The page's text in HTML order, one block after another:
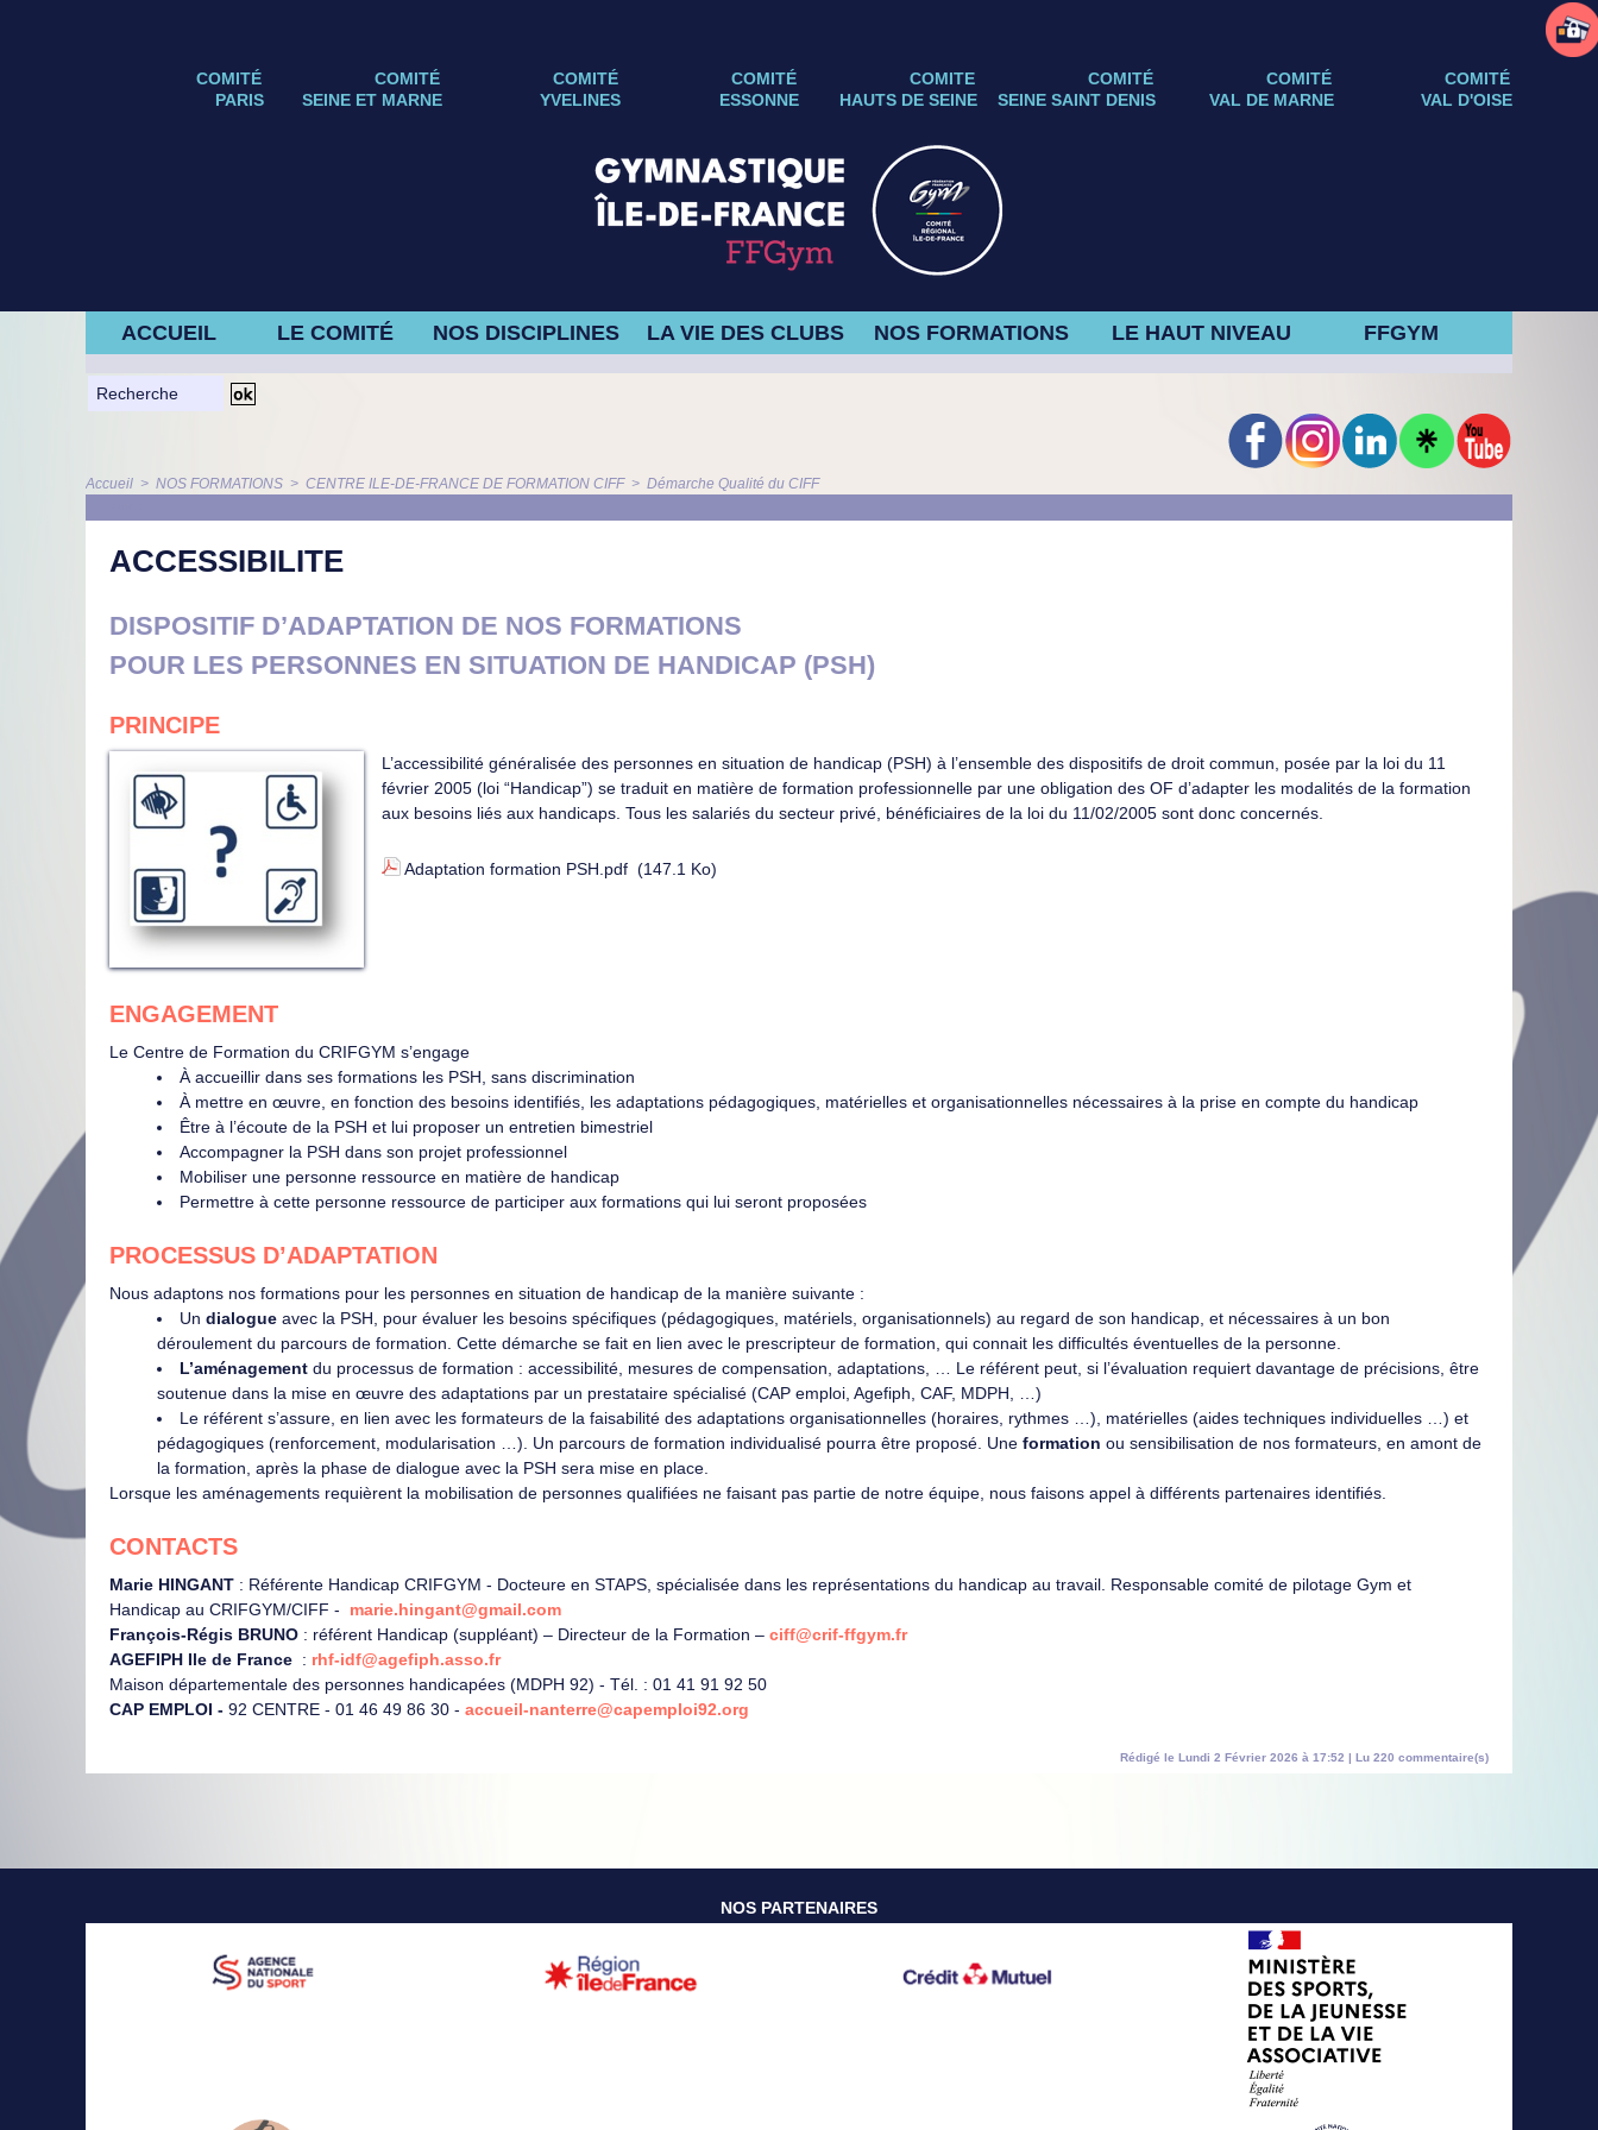
COMITÉ
COMITÉ
COMITÉ
COMITE
COMITÉ
COMITÉ
COMITÉ
COMITÉ
VAL D'OISE
VAL DE MARNE
SEINE SAINT DENIS
HAUTS DE SEINE
ESSONNE
YVELINES
SEINE ET MARNE
PARIS
ACCUEIL LE COMITÉ NOS DISCIPLINES LA VIE DES CLUBS NOS FORMATIONS LE HAUT NIVEAU FFGYM
Accueil > NOS FORMATIONS > CENTRE ILE-DE-FRANCE DE FORMATION CIFF > Démarche Qualité du CIFF
ACCESSIBILITE
DISPOSITIF D’ADAPTATION DE NOS FORMATIONS
POUR LES PERSONNES EN SITUATION DE HANDICAP (PSH)
PRINCIPE
L’accessibilité généralisée des personnes en situation de handicap (PSH) à l’ensemble des dispositifs de droit commun, posée par la loi du 11
février 2005 (loi “Handicap”) se traduit en matière de formation professionnelle par une obligation des OF d’adapter les modalités de la formation
aux besoins liés aux handicaps. Tous les salariés du secteur privé, bénéficiaires de la loi du 11/02/2005 sont donc concernés.
Adaptation formation PSH.pdf (147.1 Ko)
ENGAGEMENT
Le Centre de Formation du CRIFGYM s’engage
À accueillir dans ses formations les PSH, sans discrimination
À mettre en œuvre, en fonction des besoins identifiés, les adaptations pédagogiques, matérielles et organisationnelles nécessaires à la prise en compte du handicap
Être à l’écoute de la PSH et lui proposer un entretien bimestriel
Accompagner la PSH dans son projet professionnel
Mobiliser une personne ressource en matière de handicap
Permettre à cette personne ressource de participer aux formations qui lui seront proposées
PROCESSUS D’ADAPTATION
Nous adaptons nos formations pour les personnes en situation de handicap de la manière suivante :
Un dialogue avec la PSH, pour évaluer les besoins spécifiques (pédagogiques, matériels, organisationnels) au regard de son handicap, et nécessaires à un bon
déroulement du parcours de formation. Cette démarche se fait en lien avec le prescripteur de formation, qui connait les difficultés éventuelles de la personne.
L’aménagement du processus de formation : accessibilité, mesures de compensation, adaptations, … Le référent peut, si l’évaluation requiert davantage de précisions, être
soutenue dans la mise en œuvre des adaptations par un prestataire spécialisé (CAP emploi, Agefiph, CAF, MDPH, …)
Le référent s’assure, en lien avec les formateurs de la faisabilité des adaptations organisationnelles (horaires, rythmes …), matérielles (aides techniques individuelles …) et
pédagogiques (renforcement, modularisation …). Un parcours de formation individualisé pourra être proposé. Une formation ou sensibilisation de nos formateurs, en amont de
la formation, après la phase de dialogue avec la PSH sera mise en place.
Lorsque les aménagements requièrent la mobilisation de personnes qualifiées ne faisant pas partie de notre équipe, nous faisons appel à différents partenaires identifiés.
CONTACTS
Marie HINGANT : Référente Handicap CRIFGYM - Docteure en STAPS, spécialisée dans les représentations du handicap au travail. Responsable comité de pilotage Gym et
Handicap au CRIFGYM/CIFF - marie.hingant@gmail.com
François-Régis BRUNO : référent Handicap (suppléant) – Directeur de la Formation – ciff@crif-ffgym.fr
AGEFIPH Ile de France : rhf-idf@agefiph.asso.fr
Maison départementale des personnes handicapées (MDPH 92) - Tél. : 01 41 91 92 50
CAP EMPLOI - 92 CENTRE - 01 46 49 86 30 - accueil-nanterre@capemploi92.org
Rédigé le Lundi 2 Février 2026 à 17:52 | Lu 220 commentaire(s)
NOS PARTENAIRES